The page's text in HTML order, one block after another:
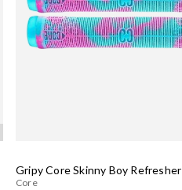
Gripy Core Skinny Boy Refresher
Core